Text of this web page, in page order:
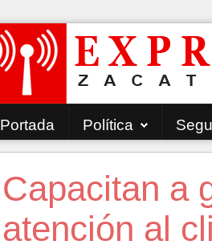
Portada Política
Capacitan a
atención al